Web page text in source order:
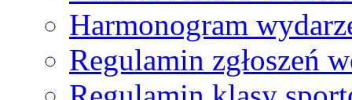
Harmonogram
Regulamin zgłoszeń